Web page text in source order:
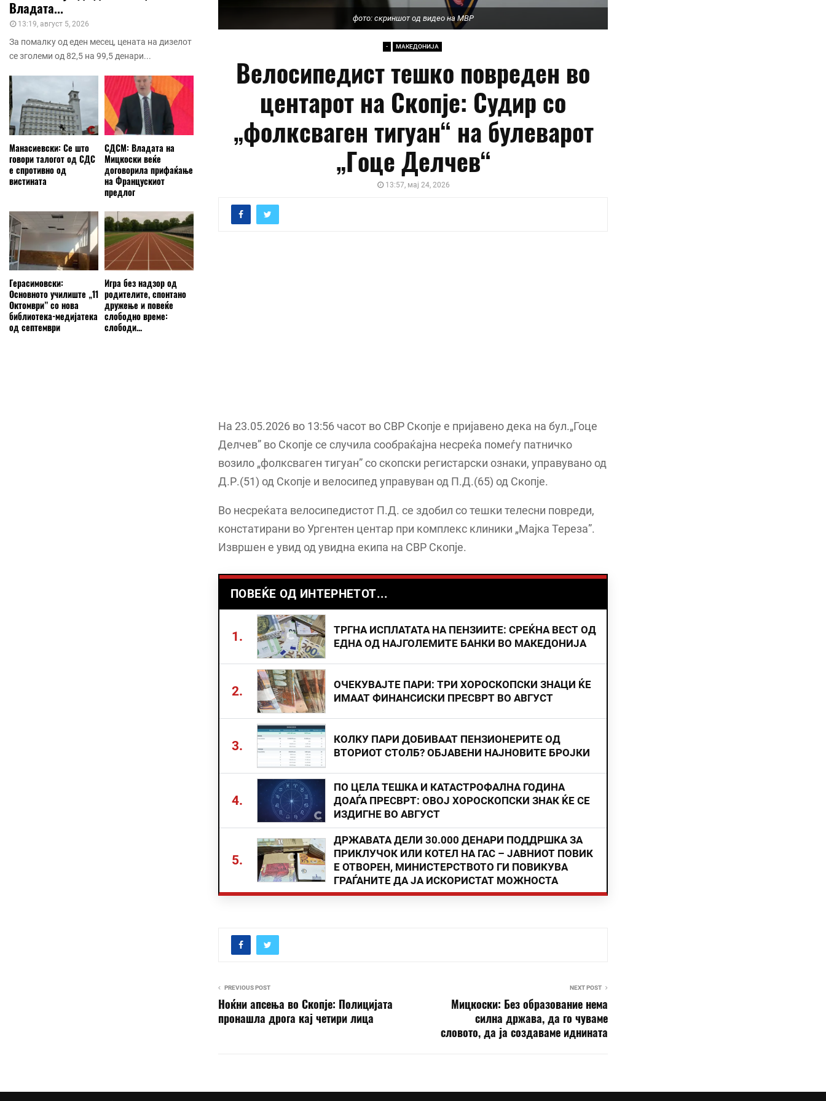
фото: скриншот од видео на МВР
- МАКЕДОНИЈА
Велосипедист тешко повреден во
центарот на Скопје: Судир со
„фолксваген тигуан“ на булеварот
„Гоце Делчев“
13:57, мај 24, 2026
На 23.05.2026 во 13:56 часот во СВР Скопје е пријавено дека на бул.„Гоце
Делчев” во Скопје се случила сообраќајна несреќа помеѓу патничко
возило „фолксваген тигуан” со скопски регистарски ознаки, управувано од
Д.Р.(51) од Скопје и велосипед управуван од П.Д.(65) од Скопје.
Во несреќата велосипедистот П.Д. се здобил со тешки телесни повреди,
констатирани во Ургентен центар при комплекс клиники „Мајка Тереза”.
Извршен е увид од увидна екипа на СВР Скопје.
ПОВЕЌЕ ОД ИНТЕРНЕТОТ...
1.
ТРГНА ИСПЛАТАТА НА ПЕНЗИИТЕ: СРЕЌНА ВЕСТ ОД
ЕДНА ОД НАЈГОЛЕМИТЕ БАНКИ ВО МАКЕДОНИЈА
2.
ОЧЕКУВАЈТЕ ПАРИ: ТРИ ХОРОСКОПСКИ ЗНАЦИ ЌЕ
ИМААТ ФИНАНСИСКИ ПРЕСВРТ ВО АВГУСТ
3.
КОЛКУ ПАРИ ДОБИВААТ ПЕНЗИОНЕРИТЕ ОД
ВТОРИОТ СТОЛБ? ОБЈАВЕНИ НАЈНОВИТЕ БРОЈКИ
4.
ПО ЦЕЛА ТЕШКА И КАТАСТРОФАЛНА ГОДИНА
ДОАЃА ПРЕСВРТ: ОВОЈ ХОРОСКОПСКИ ЗНАК ЌЕ СЕ
ИЗДИГНЕ ВО АВГУСТ
5.
ДРЖАВАТА ДЕЛИ 30.000 ДЕНАРИ ПОДДРШКА ЗА
ПРИКЛУЧОК ИЛИ КОТЕЛ НА ГАС – ЈАВНИОТ ПОВИК
Е ОТВОРЕН, МИНИСТЕРСТВОТО ГИ ПОВИКУВА
ГРАЃАНИТЕ ДА ЈА ИСКОРИСТАТ МОЖНОСТА
PREVIOUS POST
Ноќни апсења во Скопје: Полицијата
пронашла дрога кај четири лица
NEXT POST
Мицкоски: Без образование нема
силна држава, да го чуваме
словото, да ја создаваме иднината
Владата...
13:19, август 5, 2026
За помалку од еден месец, цената на дизелот
се зголеми од 82,5 на 99,5 денари...
Манасиевски: Се што
говори талогот од СДС
е спротивно од
вистината
СДСМ: Владата на
Мицкоски веќе
договорила прифаќање
на Францускиот
предлог
Герасимовски:
Основното училиште „11
Октомври” со нова
библиотека-медијатека
од септември
Игра без надзор од
родителите, спонтано
дружење и повеќе
слободно време:
слободи...